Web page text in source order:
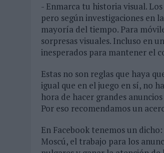
- Enmarca tu historia visual.
pero según investigaciones en
mayoría del tiempo. Para
sorpresas visuales. Incluso en
inesperados para mantener el
Estas no son reglas que haya
igual que en el juego en sí, no
hora de hacer grandes
Por eso recomendamos un
En Facebook tenemos un
Moscú, el trabajo para los